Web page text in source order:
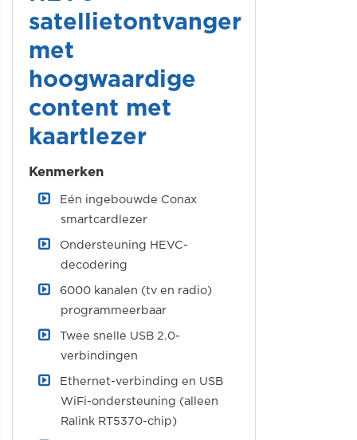
satellietontvanger
met
hoogwaardige
content met
kaartlezer
Kenmerken
Eén ingebouwde Conax
smartcardlezer
Ondersteuning HEVC-
decodering
6000 kanalen (tv en radio)
programmeerbaar
Twee snelle USB 2.0-
verbindingen
Ethernet-verbinding en USB
WiFi-ondersteuning (alleen
Ralink RT5370-chip)